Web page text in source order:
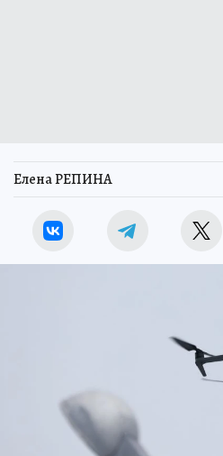
Елена РЕПИНА